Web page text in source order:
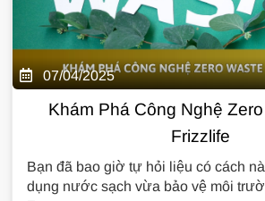
07/04/2025
Khám Phá Công Nghệ
Frizzlife
Bạn đã bao giờ tự hỏi liệu có cách
dụng nước sạch vừa bảo vệ môi